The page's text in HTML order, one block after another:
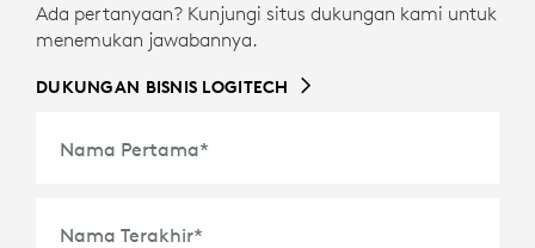
Ada pertanyaan? Kunjungi situs dukungan kami untuk
menemukan jawabannya.
DUKUNGAN BISNIS LOGITECH
Nama Pertama*
Nama Terakhir*